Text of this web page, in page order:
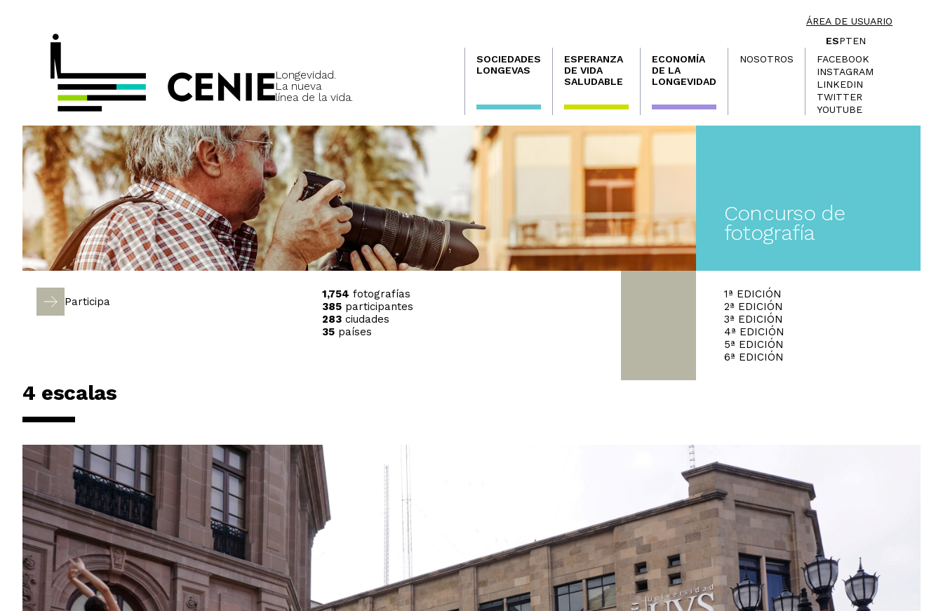
ÁREA DE USUARIO
Longevidad.
La nueva
línea de la vida.
ESPTEN
Navegación
principal
SOCIEDADES
LONGEVAS
ESPERANZA
DE VIDA
SALUDABLE
ECONOMÍA
DE LA
LONGEVIDAD
NOSOTROS
FACEBOOK
INSTAGRAM
LINKEDIN
TWITTER
YOUTUBE
Concurso de
fotografía
Participa
1,754 fotografías
385participantes
283ciudades
35países
1ª EDICIÓN
2ª EDICIÓN
3ª EDICIÓN
4ª EDICIÓN
5ª EDICIÓN
6ª EDICIÓN
4 escalas